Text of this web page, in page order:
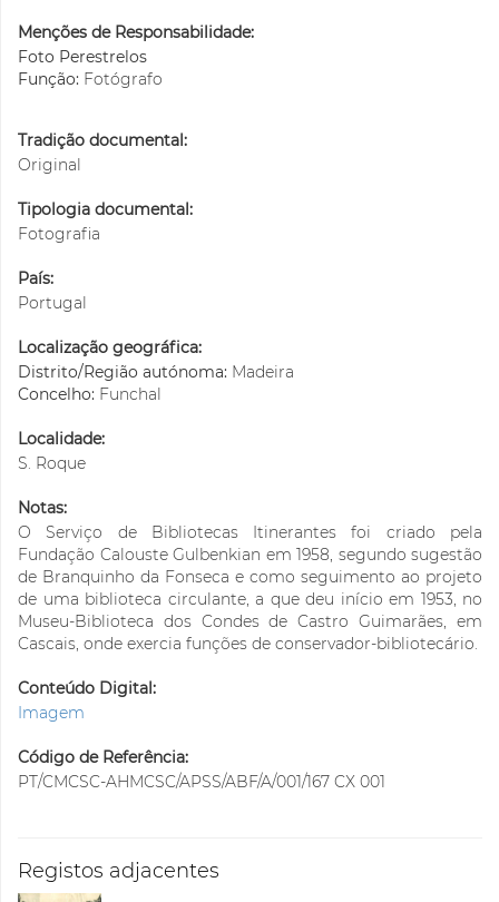
Menções de Responsabilidade:
Foto Perestrelos
Função: Fotógrafo
Tradição documental:
Original
Tipologia documental:
Fotografia
País:
Portugal
Localização geográfica:
Distrito/Região autónoma: Madeira
Concelho: Funchal
Localidade:
S. Roque
Notas:
O Serviço de Bibliotecas Itinerantes foi criado pela
Fundação Calouste Gulbenkian em 1958, segundo sugestão
de Branquinho da Fonseca e como seguimento ao projeto
de uma biblioteca circulante, a que deu início em 1953, no
Museu-Biblioteca dos Condes de Castro Guimarães, em
Cascais, onde exercia funções de conservador-bibliotecário.
Conteúdo Digital:
Imagem
Código de Referência:
PT/CMCSC-AHMCSC/APSS/ABF/A/001/167 CX 001
Registos adjacentes